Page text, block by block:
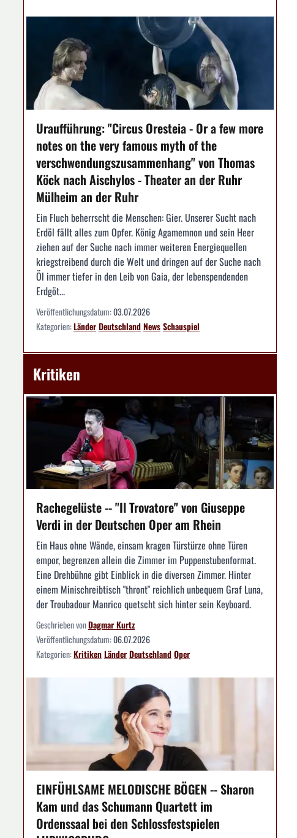
Uraufführung: "Circus Oresteia - Or a few more
notes on the very famous myth of the
verschwendungszusammenhang" von Thomas
Köck nach Aischylos - Theater an der Ruhr
Mülheim an der Ruhr
Ein Fluch beherrscht die Menschen: Gier. Unserer Sucht nach
Erdöl fällt alles zum Opfer. König Agamemnon und sein Heer
ziehen auf der Suche nach immer weiteren Energiequellen
kriegstreibend durch die Welt und dringen auf der Suche nach
Öl immer tiefer in den Leib von Gaia, der lebenspendenden
Erdgöt...
Veröffentlichungsdatum:03.07.2026
Kategorien:LänderDeutschlandNewsSchauspiel
Kritiken
Rachegelüste -- "Il Trovatore" von Giuseppe
Verdi in der Deutschen Oper am Rhein
Ein Haus ohne Wände, einsam kragen Türstürze ohne Türen
empor, begrenzen allein die Zimmer im Puppenstubenformat.
Eine Drehbühne gibt Einblick in die diversen Zimmer. Hinter
einem Minischreibtisch "thront" reichlich unbequem Graf Luna,
der Troubadour Manrico quetscht sich hinter sein Keyboard.
Geschrieben vonDagmar Kurtz
Veröffentlichungsdatum:06.07.2026
Kategorien:KritikenLänderDeutschlandOper
EINFÜHLSAME MELODISCHE BÖGEN -- Sharon
Kam und das Schumann Quartett im
Ordenssaal bei den Schlossfestspielen